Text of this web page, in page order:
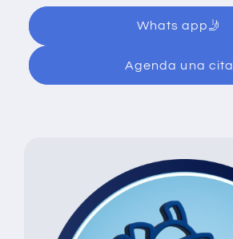
Whats app🤳
Agenda una cita